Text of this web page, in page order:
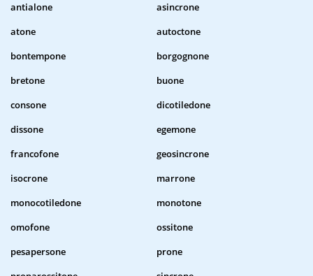
antialone
asincrone
atone
autoctone
bontempone
borgognone
bretone
buone
consone
dicotiledone
dissone
egemone
francofone
geosincrone
isocrone
marrone
monocotiledone
monotone
omofone
ossitone
pesapersone
prone